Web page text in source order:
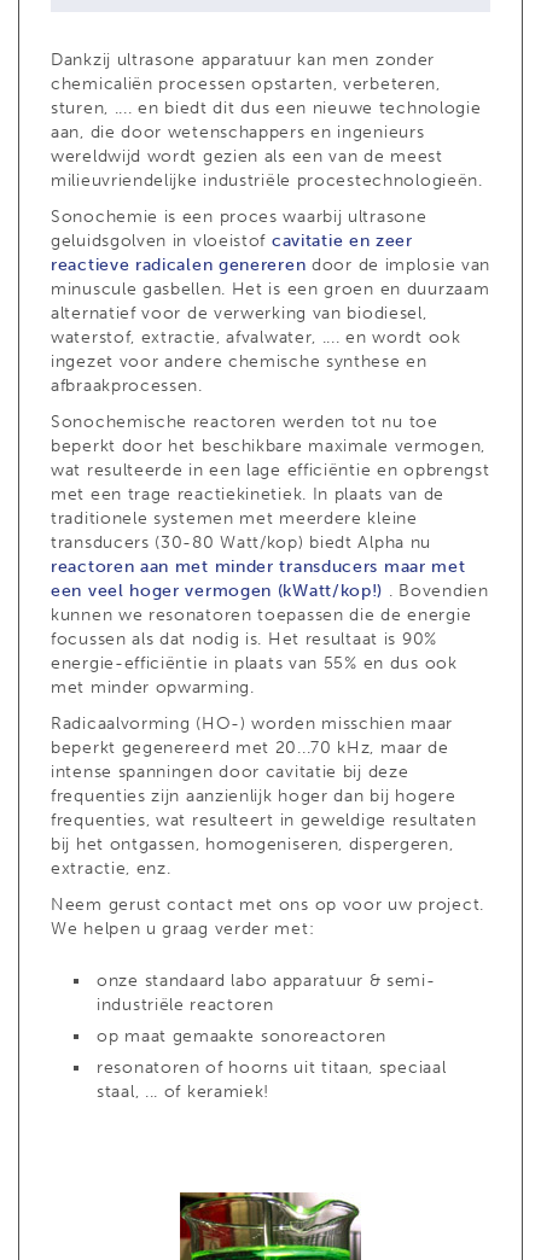
Dankzij ultrasone apparatuur kan men zonder
chemicaliën processen opstarten, verbeteren,
sturen, .... en biedt dit dus een nieuwe technologie
aan, die door wetenschappers en ingenieurs
wereldwijd wordt gezien als een van de meest
milieuvriendelijke industriële procestechnologieën.
Sonochemie is een proces waarbij ultrasone
geluidsgolven in vloeistof cavitatie en zeer
reactieve radicalen genereren door de implosie van
minuscule gasbellen. Het is een groen en duurzaam
alternatief voor de verwerking van biodiesel,
waterstof, extractie, afvalwater, .... en wordt ook
ingezet voor andere chemische synthese en
afbraakprocessen.
Sonochemische reactoren werden tot nu toe
beperkt door het beschikbare maximale vermogen,
wat resulteerde in een lage efficiëntie en opbrengst
met een trage reactiekinetiek. In plaats van de
traditionele systemen met meerdere kleine
transducers (30-80 Watt/kop) biedt Alpha nu
reactoren aan met minder transducers maar met
een veel hoger vermogen (kWatt/kop!) . Bovendien
kunnen we resonatoren toepassen die de energie
focussen als dat nodig is. Het resultaat is 90%
energie-efficiëntie in plaats van 55% en dus ook
met minder opwarming.
Radicaalvorming (HO-) worden misschien maar
beperkt gegenereerd met 20...70 kHz, maar de
intense spanningen door cavitatie bij deze
frequenties zijn aanzienlijk hoger dan bij hogere
frequenties, wat resulteert in geweldige resultaten
bij het ontgassen, homogeniseren, dispergeren,
extractie, enz.
Neem gerust contact met ons op voor uw project.
We helpen u graag verder met:
onze standaard labo apparatuur & semi-
industriële reactoren
op maat gemaakte sonoreactoren
resonatoren of hoorns uit titaan, speciaal
staal, ... of keramiek!